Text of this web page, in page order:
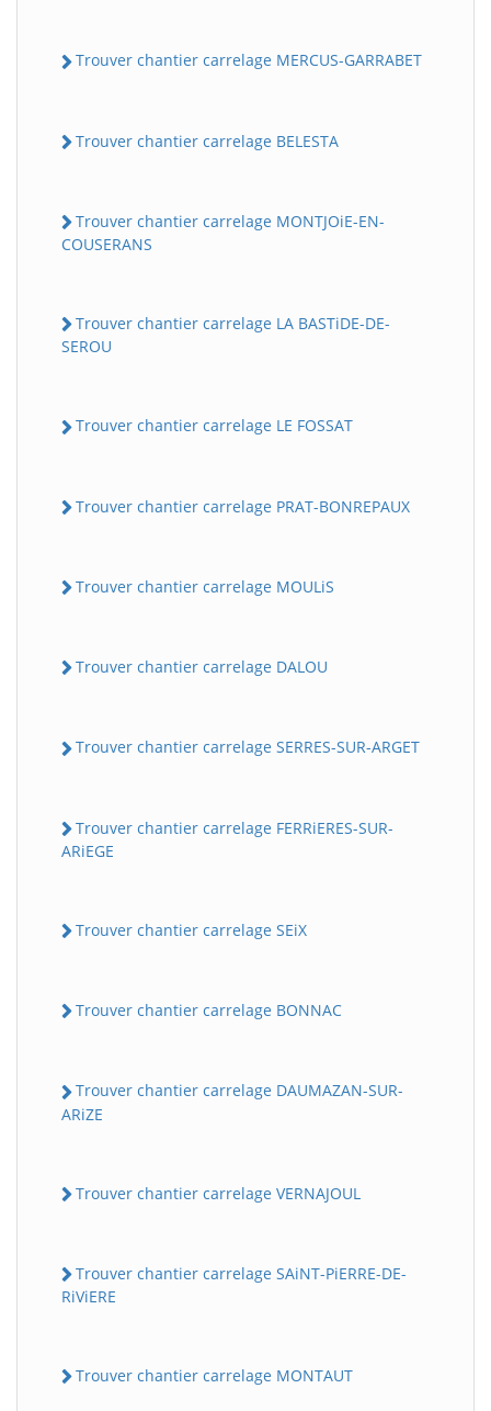
Trouver chantier carrelage MERCUS-GARRABET
Trouver chantier carrelage BELESTA
Trouver chantier carrelage MONTJOiE-EN-
COUSERANS
Trouver chantier carrelage LA BASTiDE-DE-
SEROU
Trouver chantier carrelage LE FOSSAT
Trouver chantier carrelage PRAT-BONREPAUX
Trouver chantier carrelage MOULiS
Trouver chantier carrelage DALOU
Trouver chantier carrelage SERRES-SUR-ARGET
Trouver chantier carrelage FERRiERES-SUR-
ARiEGE
Trouver chantier carrelage SEiX
Trouver chantier carrelage BONNAC
Trouver chantier carrelage DAUMAZAN-SUR-
ARiZE
Trouver chantier carrelage VERNAJOUL
Trouver chantier carrelage SAiNT-PiERRE-DE-
RiViERE
Trouver chantier carrelage MONTAUT